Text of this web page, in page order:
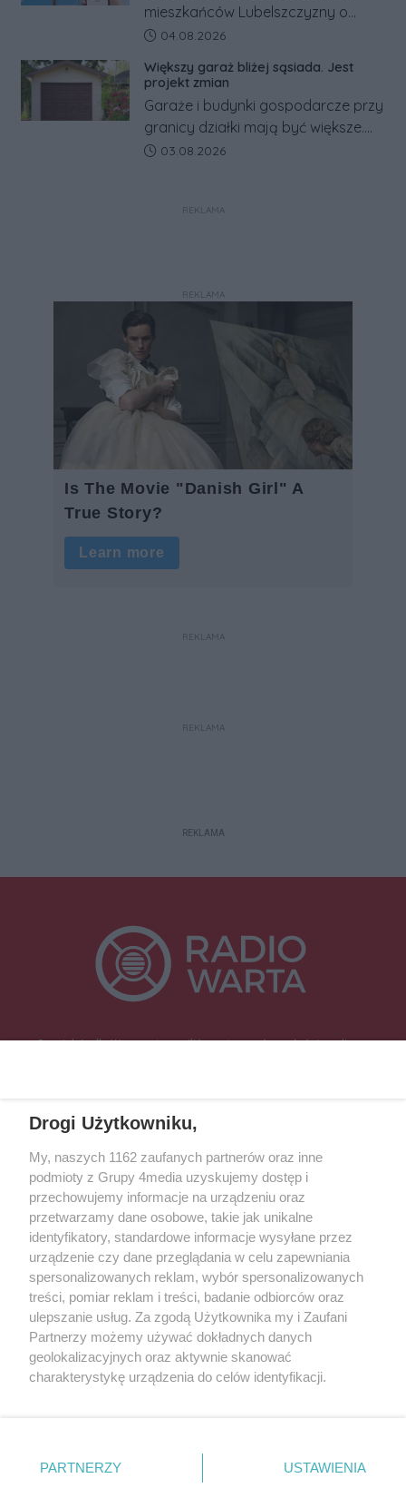
mieszkańców Lubelszczyzny o
rosyjskim zagrożeniu rząd
alarmowych, alertów RCB i aplikacji
w jeden system.
Data dodania artykułu:
04.08.2026
Większy garaż bliżej sąsiada. Jest
projekt zmian
Garaże i budynki gospodarcze przy
granicy działki mają być większe.
Projekt zaostrza też zasady
Data dodania artykułu:
03.08.2026
REKLAMA
REKLAMA
REKLAMA
REKLAMA
REKLAMA
Specjalnie dla Was postanowiliśmy stworzyć rozgłośnię radiową
Śrem, Jarocin, Gniezno, Ostrów Wlkp.).
Kontakt Reklama Patronat
Dane firmowe
Regulamin serwisu i ogłoszeń drobnych
Regulamin konkursów
Polityka prywatności
Przetwarzanie danych osobowych
Zapisz się do newslettera
Dołącz do grona ludzi najlepiej poinformowanych!
Zapisz się »
Drogi Użytkowniku,
My, naszych 1162 zaufanych partnerów oraz inne
podmioty z Grupy 4media uzyskujemy dostęp i
przechowujemy informacje na urządzeniu oraz
przetwarzamy dane osobowe, takie jak unikalne
identyfikatory, standardowe informacje wysyłane przez
urządzenie czy dane przeglądania w celu zapewniania
spersonalizowanych reklam, wybór spersonalizowanych
treści, pomiar reklam i treści, badanie odbiorców oraz
ulepszanie usług. Za zgodą Użytkownika my i Zaufani
Partnerzy możemy używać dokładnych danych
geolokalizacyjnych oraz aktywnie skanować
charakterystykę urządzenia do celów identyfikacji.
zmienić/wycofać klikając przycisk ustawień prywatności
znajdujący się w lewym dolnym rogu strony
. Niektóre
PARTNERZY USTAWIENIA